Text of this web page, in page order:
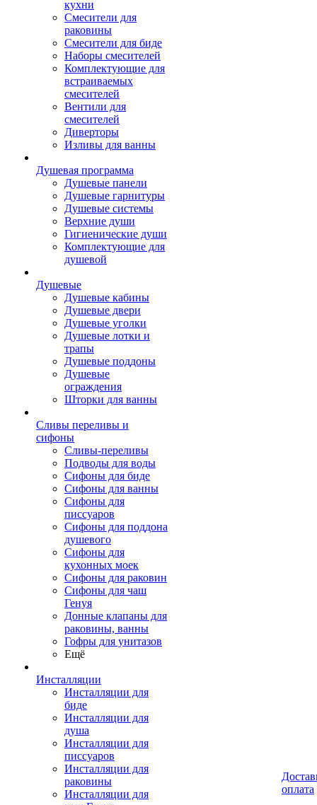
кухни
Смесители для
раковины
Смесители для биде
Наборы смесителей
Комплектующие для
встраиваемых
смесителей
Вентили для
смесителей
Диверторы
Изливы для ванны
Душевая программа
Душевые панели
Душевые гарнитуры
Душевые системы
Верхние души
Гигиенические души
Комплектующие для
душевой
Душевые
Душевые кабины
Душевые двери
Душевые уголки
Душевые лотки и
трапы
Душевые поддоны
Душевые
ограждения
Шторки для ванны
Сливы переливы и
сифоны
Сливы-переливы
Подводы для воды
Сифоны для биде
Сифоны для ванны
Сифоны для
писсуаров
Сифоны для поддона
душевого
Сифоны для
кухонных моек
Сифоны для раковин
Сифоны для чаш
Генуя
Донные клапаны для
раковины, ванны
Гофры для унитазов
Ещё
Инсталляции
Инсталляции для
биде
Инсталляции для
душа
Инсталляции для
писсуаров
Инсталляции для
раковины
Инсталляции для
оплата